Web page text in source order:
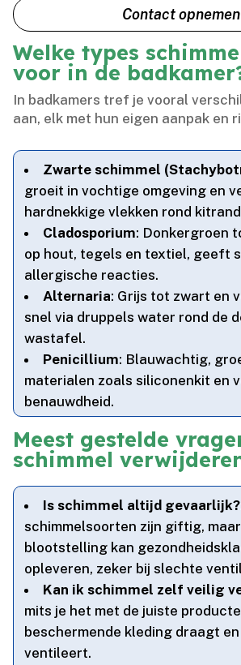
Contact opnemen
Welke types
voor in de
In badkamers tref je vooral
aan, elk met hun eigen aanpak en
Zwarte schimmel
groeit in vochtige omgeving en
hardnekkige vlekken rond
Cladosporium: Donkergroen
op hout, tegels en textiel, geeft
allergische reacties.​
Alternaria: Grijs tot zwart en
snel via druppels water rond de
wastafel.​
Penicillium: Blauwachtig,
materialen zoals siliconenkit en
benauwdheid.​
Meest gestelde
schimmel
Is schimmel altijd gevaarlijk?
schimmelsoorten zijn giftig,
blootstelling kan
opleveren, zeker bij slechte
Kan ik schimmel zelf veilig
mits je het met de juiste
beschermende kleding draagt
ventileert.​